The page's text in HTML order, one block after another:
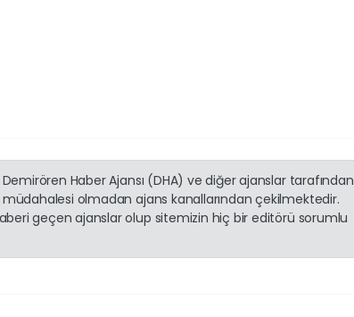
Demirören Haber Ajansı (DHA) ve diğer ajanslar tarafından
olmadan ajans kanallarından çekilmektedir.
geçen ajanslar olup sitemizin hiç bir editörü sorumlu